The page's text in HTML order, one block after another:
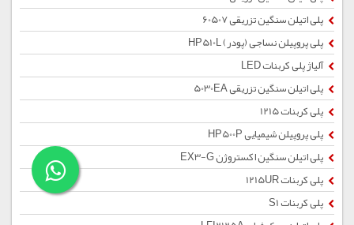
پلی اتیلن سنگین تزریقی 60507
پلی پروپیلن نساجی (پودر) HP510L
آلیاژ پلی کربنات LED
پلی اتیلن سنگین تزریقی 5030EA
پلی کربنات 1215
پلی پروپیلن شیمیایی HP500P
پلی اتیلن سنگین اکستروژن EX3-G
پلی کربنات 1215UR
پلی کربنات S1